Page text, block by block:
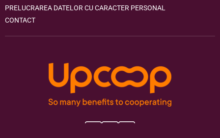
PRELUCRAREA DATELOR CU CARACTER PERSONAL
CONTACT